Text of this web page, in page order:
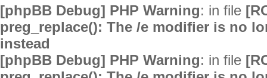
[phpBB Debug] PHP Warning: in file
preg_replace(): The /e modifier is no
instead
[phpBB Debug] PHP Warning: in file